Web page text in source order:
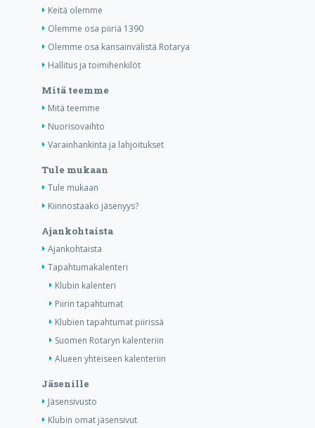
Keitä olemme
Olemme osa piiriä 1390
Olemme osa kansainvälistä Rotarya
Hallitus ja toimihenkilöt
Mitä teemme
Mitä teemme
Nuorisovaihto
Varainhankinta ja lahjoitukset
Tule mukaan
Tule mukaan
Kiinnostaako jäsenyys?
Ajankohtaista
Ajankohtaista
Tapahtumakalenteri
Klubin kalenteri
Piirin tapahtumat
Klubien tapahtumat piirissä
Suomen Rotaryn kalenteriin
Alueen yhteiseen kalenteriin
Jäsenille
Jäsensivusto
Klubin omat jäsensivut